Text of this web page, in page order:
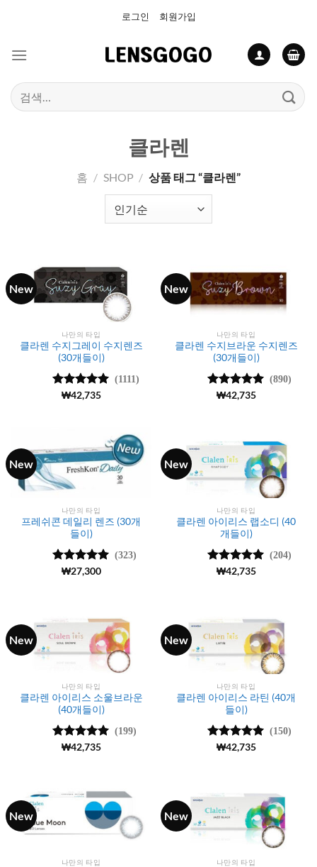
로그인 회원가입
검
색:
클라렌
홈 / SHOP / 상품 태그 “클라렌”
New
나만의 타입
클라렌 수지그레이 수지렌즈
(30개들이)
5 중에서
(1111)
₩42,735
New
나만의 타입
클라렌 수지브라운 수지렌즈
(30개들이)
5 중에서
(890)
₩42,735
New
나만의 타입
프레쉬콘 데일리 렌즈 (30개
들이)
5 중에서
(323)
₩27,300
New
나만의 타입
클라렌 아이리스 랩소디 (40
개들이)
5 중에서
(204)
₩42,735
New
나만의 타입
클라렌 아이리스 소울브라운
(40개들이)
5 중에서
(199)
₩42,735
New
나만의 타입
클라렌 아이리스 라틴 (40개
들이)
5 중에서
(150)
₩42,735
New
나만의 타입
New
나만의 타입